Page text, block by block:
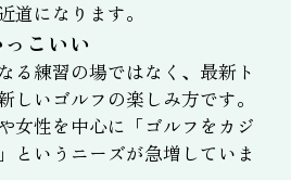
道になります。
こいい
る練習の場ではなく、最新ト
しいゴルフの楽しみ方です。
女性を中心に「ゴルフをカジ
というニーズが急増していま